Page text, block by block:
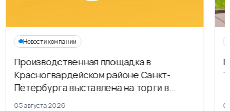
Новости компании
Производственная площадка в
Красногвардейском районе Санкт-
Петербурга выставлена на торги в
рамках приватизации
05 августа 2026